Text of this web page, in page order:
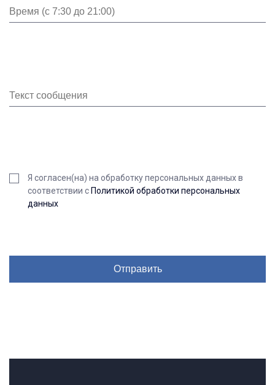
Я согласен(на) на обработку персональных данных в
соответствии сПолитикой обработки персональных
данных